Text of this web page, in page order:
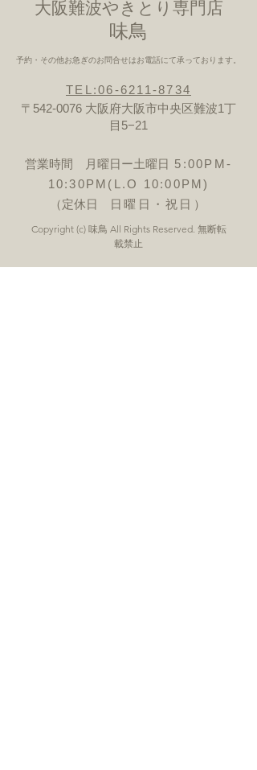
大阪難波やきとり専門店
​味鳥
予約・その他お急ぎのお問合せはお電話にて承っております。
TEL:06-6211-8734
〒542-0076 大阪府大阪市中央区難波1丁
目5−21
営業時間 月曜日ー土曜日 5:00PM-
10:30PM(L.O 10:00PM)
（定休日
日曜日・祝日）
Copyright (c) 味鳥 All Rights Reserved. 無断転
載禁止